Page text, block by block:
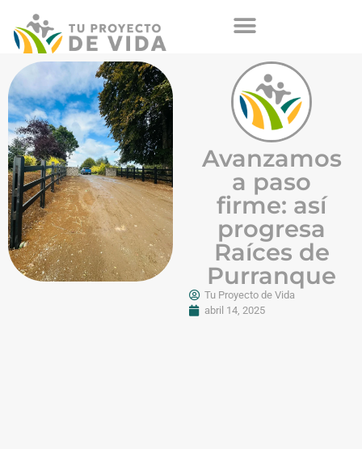
Avanzamos
a paso
firme: así
progresa
Raíces de
Purranque
Tu Proyecto de Vida
abril 14, 2025